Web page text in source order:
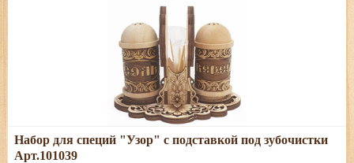
Подробнее
Размеры: длина - 14 см; ширина - 11 см; высота - 10 см
Набор для специй "Узор" с подставкой под зубочистки
Арт.101039